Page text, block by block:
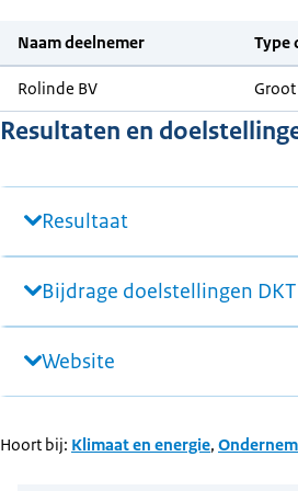
Naam deelnemer Type
Rolinde BV
Resultaten en
Resultaat
Bijdrage doelstellingen
Website
Hoort bij: Klimaat en energie,